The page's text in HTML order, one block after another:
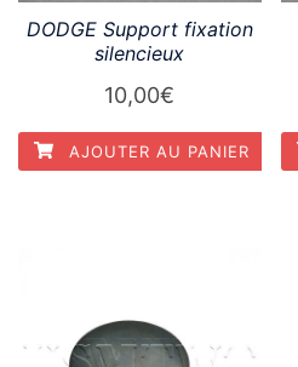
DODGE Support fixation
silencieux
10,00€
AJOUTER AU PANIER